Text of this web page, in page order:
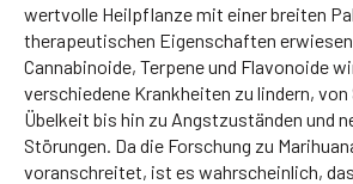
wertvolle Heilpflanze mit einer breiten
therapeutischen Eigenschaften
Cannabinoide, Terpene und Flavonoide
verschiedene Krankheiten zu lindern, von
Übelkeit bis hin zu Angstzuständen und
Störungen. Da die Forschung zu
voranschreitet, ist es wahrscheinlich,